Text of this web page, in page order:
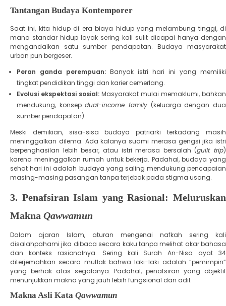
​Tantangan Budaya Kontemporer
​Saat ini, kita hidup di era biaya hidup yang melambung tinggi, di
mana standar hidup layak sering kali sulit dicapai hanya dengan
mengandalkan satu sumber pendapatan. Budaya masyarakat
urban pun bergeser.
Peran ganda perempuan: Banyak istri hari ini yang memiliki
tingkat pendidikan tinggi dan karier cemerlang.
Evolusi ekspektasi sosial: Masyarakat mulai memaklumi, bahkan
mendukung, konsepdual-income family (keluarga dengan dua
sumber pendapatan).
​Meski demikian, sisa-sisa budaya patriarki terkadang masih
meninggalkan dilema. Ada kalanya suami merasa gengsi jika istri
berpenghasilan lebih besar, atau istri merasa bersalah (guilt trip)
karena meninggalkan rumah untuk bekerja. Padahal, budaya yang
sehat hari ini adalah budaya yang saling mendukung pencapaian
masing-masing pasangan tanpa terjebak pada stigma usang.
​3. Penafsiran Islam yang Rasional: Meluruskan
Makna Qawwamun
​Dalam ajaran Islam, aturan mengenai nafkah sering kali
disalahpahami jika dibaca secara kaku tanpa melihat akar bahasa
dan konteks rasionalnya. Sering kali Surah An-Nisa ayat 34
diterjemahkan secara mutlak bahwa laki-laki adalah “pemimpin”
yang berhak atas segalanya. Padahal, penafsiran yang objektif
menunjukkan makna yang jauh lebih fungsional dan adil.
​Makna Asli Kata Qawwamun